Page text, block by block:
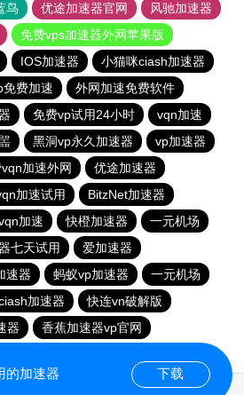
鸟 优途加速器官网
风驰加速器
免费vps加速器外网苹果版
IOS加速器
小猫咪ciash加速器
免费加速
外网加速免费软件
免费vp试用24小时
vqn加速
黑洞vp永久加速器
vp加速器
加速外网
优途加速器
加速试用
BitzNet加速器
加速 快橙加速器
一元机场
七天试用
爱加速器
速器 蚂蚁vp加速器
一元机场
加速器
快连vn破解版
器
香蕉加速器vp官网
的加速器 下载